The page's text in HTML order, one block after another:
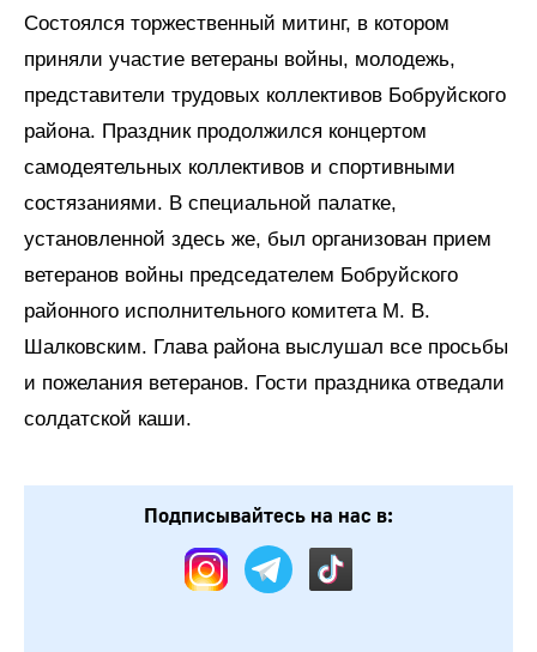
Состоялся торжественный митинг, в котором
приняли участие ветераны войны, молодежь,
представители трудовых коллективов Бобруйского
района. Праздник продолжился концертом
самодеятельных коллективов и спортивными
состязаниями. В специальной палатке,
установленной здесь же, был организован прием
ветеранов войны председателем Бобруйского
районного исполнительного комитета М. В.
Шалковским. Глава района выслушал все просьбы
и пожелания ветеранов. Гости праздника отведали
солдатской каши.
Подписывайтесь на нас в: